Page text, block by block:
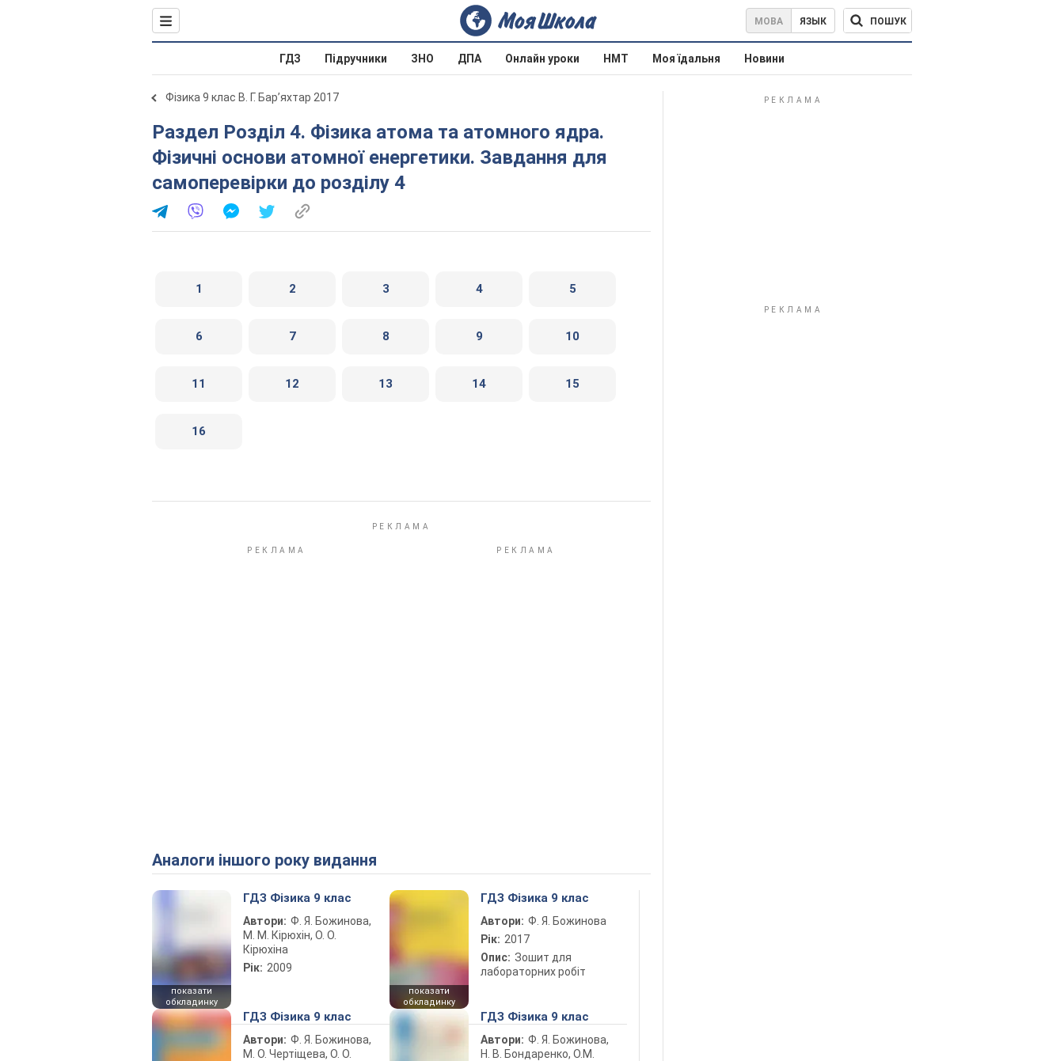
МОВА ЯЗЫК ПОШУК
ГДЗ Підручники ЗНО ДПА Онлайн уроки НМТ Моя їдальня Новини
Фізика 9 клас В. Г. Бар’яхтар 2017
Раздел Розділ 4. Фізика атома та атомного ядра.
Фізичні основи атомної енергетики. Завдання для
самоперевірки до розділу 4
1 2 3 4 5
6 7 8 9 10
11 12 13 14 15
16
Аналоги іншого року видання
показати
обкладинку
ГДЗ Фізика 9 клас
Автори: Ф. Я. Божинова,
М. М. Кірюхін, О. О.
Кірюхіна
Рік: 2009
показати
обкладинку
ГДЗ Фізика 9 клас
Автори: Ф. Я. Божинова
Рік: 2017
Опис: Зошит для
лабораторних робіт
ГДЗ Фізика 9 клас
Автори: Ф. Я. Божинова,
М. О. Чертіщева, О. О.
ГДЗ Фізика 9 клас
Автори: Ф. Я. Божинова,
Н. В. Бондаренко, О.М.